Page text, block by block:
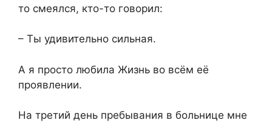
то смеялся, кто-то говорил:
– Ты удивительно сильная.
А я просто любила Жизнь во всём её
проявлении.
На третий день пребывания в больнице мне